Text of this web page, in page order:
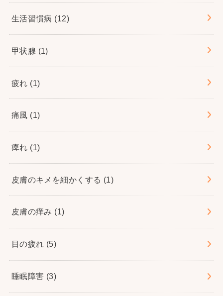
生活習慣病 (12)
甲状腺 (1)
疲れ (1)
痛風 (1)
痺れ (1)
皮膚のキメを細かくする (1)
皮膚の痒み (1)
目の疲れ (5)
睡眠障害 (3)